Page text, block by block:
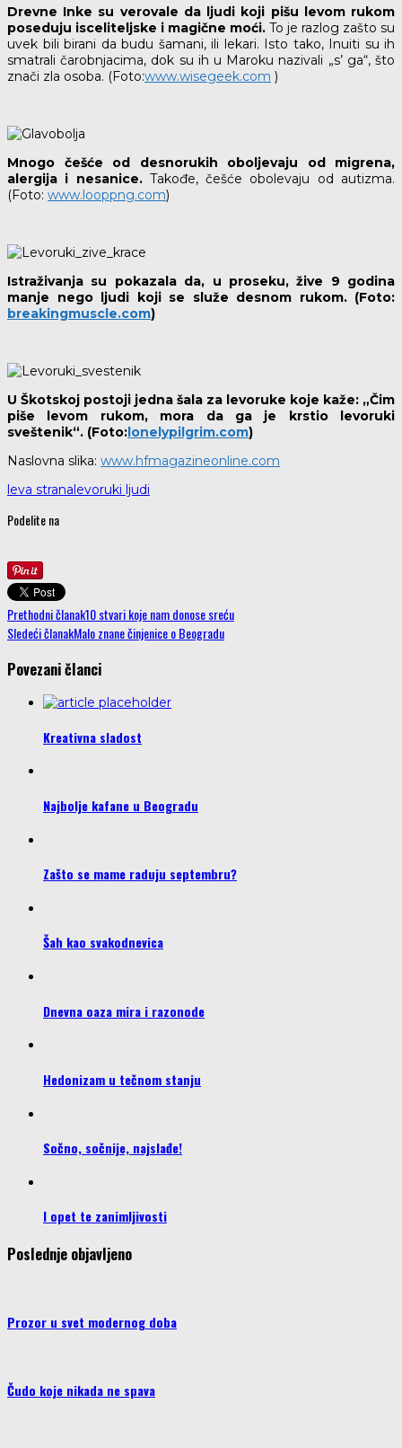
Drevne Inke su verovale da ljudi koji pišu levom rukom
poseduju isceliteljske i magične moći. To je razlog zašto su
uvek bili birani da budu šamani, ili lekari. Isto tako, Inuiti su ih
smatrali čarobnjacima, dok su ih u Maroku nazivali „s’ ga“, što
znači zla osoba. (Foto:www.wisegeek.com )
Mnogo češće od desnorukih oboljevaju od migrena,
alergija i nesanice. Takođe, češće obolevaju od autizma.
(Foto: www.looppng.com)
Istraživanja su pokazala da, u proseku, žive 9 godina
manje nego ljudi koji se služe desnom rukom. (Foto:
breakingmuscle.com)
U Škotskoj postoji jedna šala za levoruke koje kaže: „Čim
piše levom rukom, mora da ga je krstio levoruki
sveštenik“. (Foto: lonelypilgrim.com)
Naslovna slika: www.hfmagazineonline.com
leva strana levoruki ljudi
Podelite na
Prethodni članak10 stvari koje nam donose sreću
Sledeći članakMalo znane činjenice o Beogradu
Povezani članci
Kreativna sladost
Najbolje kafane u Beogradu
Zašto se mame raduju septembru?
Šah kao svakodnevica
Dnevna oaza mira i razonode
Hedonizam u tečnom stanju
Sočno, sočnije, najslađe!
I opet te zanimljivosti
Poslednje objavljeno
Prozor u svet modernog doba
Čudo koje nikada ne spava